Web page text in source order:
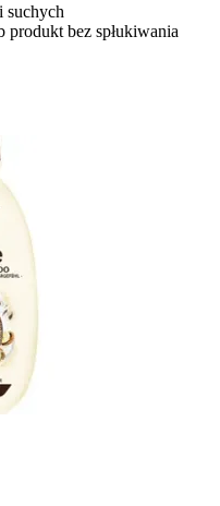
suchych
produkt bez spłukiwania